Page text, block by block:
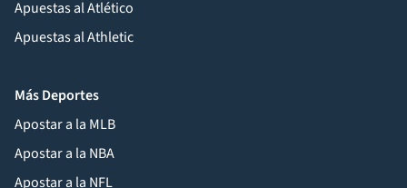
Apuestas al Atlético
Apuestas al Athletic
Más Deportes
Apostar a la MLB
Apostar a la NBA
Apostar a la NFL